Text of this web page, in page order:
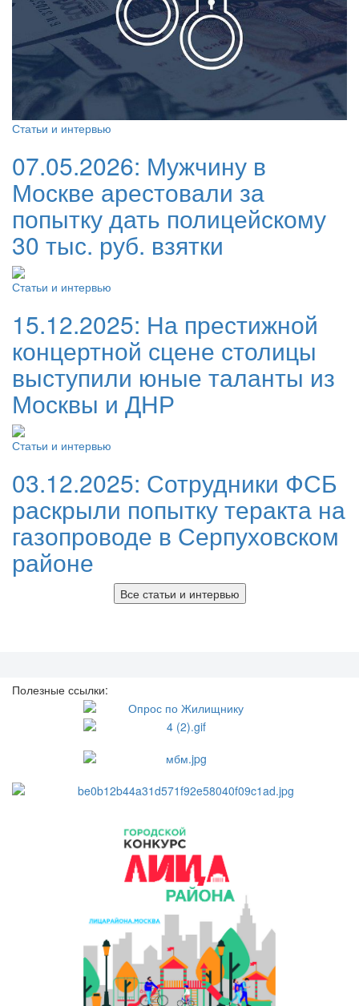
Статьи и интервью
07.05.2026: Мужчину в
Москве арестовали за
попытку дать полицейскому
30 тыс. руб. взятки
Статьи и интервью
15.12.2025: На престижной
концертной сцене столицы
выступили юные таланты из
Москвы и ДНР
Статьи и интервью
03.12.2025: Сотрудники ФСБ
раскрыли попытку теракта на
газопроводе в Серпуховском
районе
Все статьи и интервью
Полезные ссылки: